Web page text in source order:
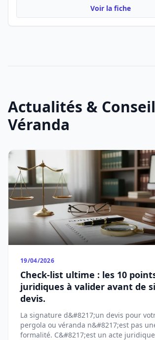
Voir la fiche
Actualités &
Véranda
19/04/2026
Check-list ultime : les 10
juridiques à valider avant de
devis.
La signature d&#8217;un devis pour
pergola ou véranda n&#8217;est pas
formalité. C&#8217;est un acte